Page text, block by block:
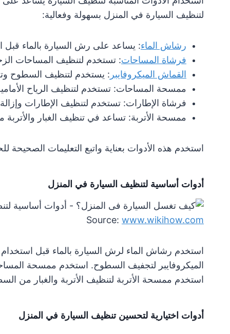
لتنظيف السيارة في المنزل بسهولة وفعالية:
رشاش الماء: يساعد على رش السيارة بالماء قبل
فرشاة المساحات: تستخدم لتنظيف المساحات
القماش الميكروفايبر : يستخدم لتنظيف السطوح
ممسحة المساحات: تستخدم لتنظيف الرياح الأمامية
فرشاة الإطارات: تستخدم لتنظيف الإطارات وإزالة
ممسحة الأتربة: تساعد في تنظيف الغبار
استخدم هذه الأدوات بعناية واتبع التعليمات
أدوات أساسية لتنظيف السيارة في المنزل
Source: www.wikihow.com
استخدم رشاش الماء لرش السيارة بالماء قبل
الميكروفايبر لتجفيف السطوح. استخدم ممسحة
استخدم ممسحة الأتربة لتنظيف الأتربة والغبار من
أدوات اختيارية لتحسين تنظيف السيارة في المنزل